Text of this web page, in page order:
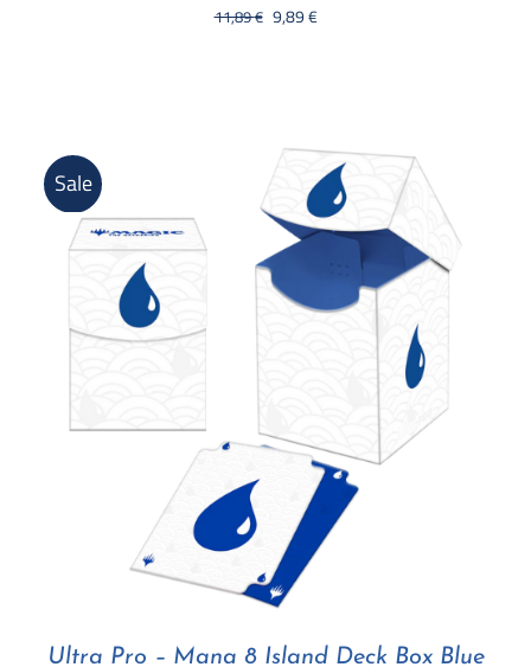
11,89€ Il
9,89€Il
Sale
Ultra Pro – Mana 8 Island Deck Box Blue